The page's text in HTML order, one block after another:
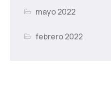
mayo 2022
febrero 2022